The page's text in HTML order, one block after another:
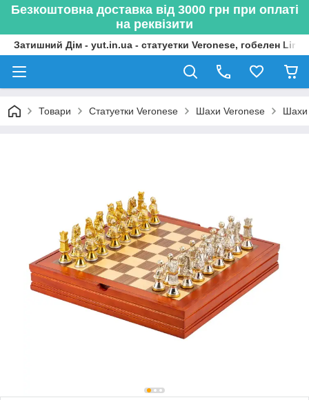
Безкоштовна доставка від 3000 грн при оплаті
на реквізити
Затишний Дім - yut.in.ua - статуетки Veronese, гобелен
Товари Статуетки Veronese Шахи Veronese Шахи